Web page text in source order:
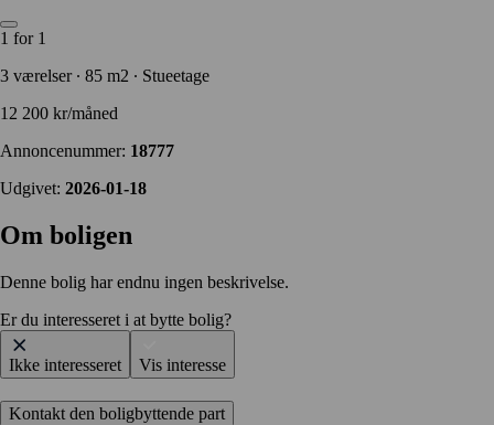
1 for 1
3 værelser ∙ 85 m2 ∙ Stueetage
12 200 kr/måned
Annoncenummer: 18777
Udgivet: 2026-01-18
Om boligen
Denne bolig har endnu ingen beskrivelse.
Er du interesseret i at bytte bolig?
Ikke interesseret Vis interesse
Kontakt den boligbyttende part